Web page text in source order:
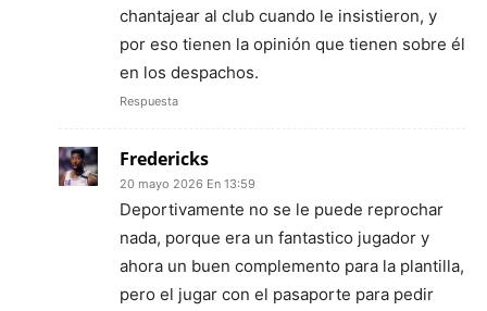
chantajear al club cuando le insistieron, y
por eso tienen la opinión que tienen sobre él
en los despachos.
Respuesta
Fredericks
20 mayo 2026 En 13:59
Deportivamente no se le puede reprochar
nada, porque era un fantastico jugador y
ahora un buen complemento para la plantilla,
pero el jugar con el pasaporte para pedir